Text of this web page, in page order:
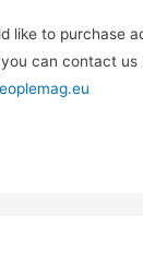
like to purchase
can contact us